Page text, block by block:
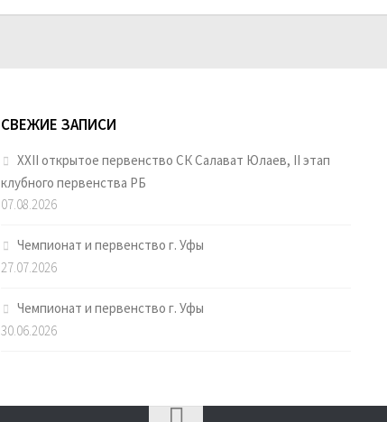
СВЕЖИЕ ЗАПИСИ
XXII открытое первенство СК Салават Юлаев, II этап
клубного первенства РБ
07.08.2026
Чемпионат и первенство г. Уфы
27.07.2026
Чемпионат и первенство г. Уфы
30.06.2026